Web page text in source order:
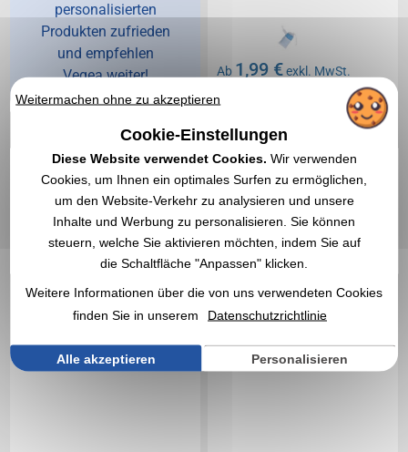
personalisierten
Produkten zufrieden
und empfehlen
Vegea weiter!
Ab 1,99 €exkl. MwSt.
Ohne Markierung
EXPRESS-ZITAT
Réf. 01462V0158741
Fitnessband mit
recycelter Tasche
Réf. 00013V0148456
GYM HERO Fitnessband-
Set
Weitermachen ohne zu akzeptieren
Cookie-Einstellungen
Diese Website verwendet Cookies. Wir verwenden
Cookies, um Ihnen ein optimales Surfen zu ermöglichen,
um den Website-Verkehr zu analysieren und unsere
Inhalte und Werbung zu personalisieren. Sie können
steuern, welche Sie aktivieren möchten, indem Sie auf
die Schaltfläche "Anpassen" klicken.
Weitere Informationen über die von uns verwendeten Cookies
finden Sie in unserem
Datenschutzrichtlinie
Alle akzeptieren Personalisieren